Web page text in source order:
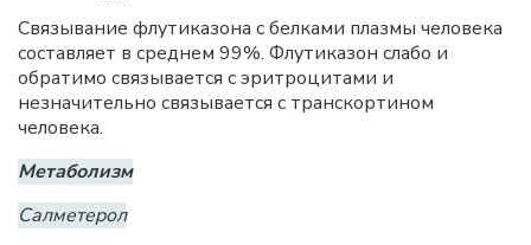
Связывание флутиказона с белками плазмы человека
составляет в среднем 99%. Флутиказон слабо и
обратимо связывается с эритроцитами и
незначительно связывается с транскортином
человека.
Метаболизм
Салметерол